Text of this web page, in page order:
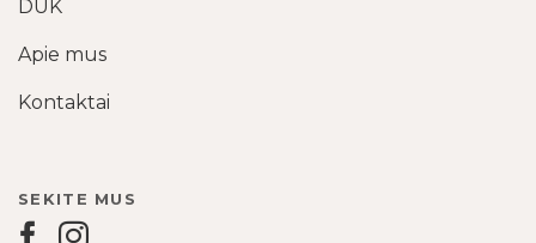
DUK
Apie mus
Kontaktai
SEKITE MUS